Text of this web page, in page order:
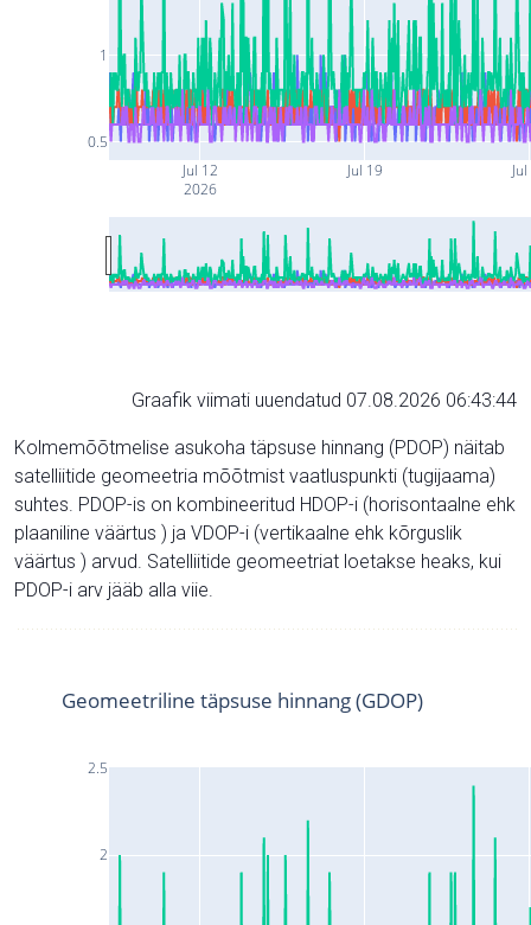
Jul 12
2026
Jul 19
0.5
1
Graafik viimati uuendatud 07.08.2026 06:43:44
Kolmemõõtmelise asukoha täpsuse hinnang (PDOP) näitab
satelliitide geomeetria mõõtmist vaatluspunkti (tugijaama)
suhtes. PDOP-is on kombineeritud HDOP-i (horisontaalne ehk
plaaniline väärtus ) ja VDOP-i (vertikaalne ehk kõrguslik
väärtus ) arvud. Satelliitide geomeetriat loetakse heaks, kui
PDOP-i arv jääb alla viie.
2
2.5
Geomeetriline täpsuse hinnang (GDOP)